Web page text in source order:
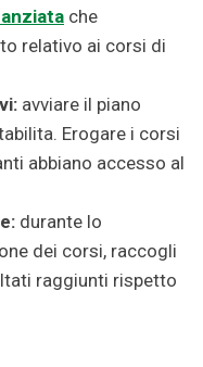
che
relativo ai corsi di
avviare il piano
Erogare i corsi
abbiano accesso al
durante lo
dei corsi, raccogli
raggiunti rispetto